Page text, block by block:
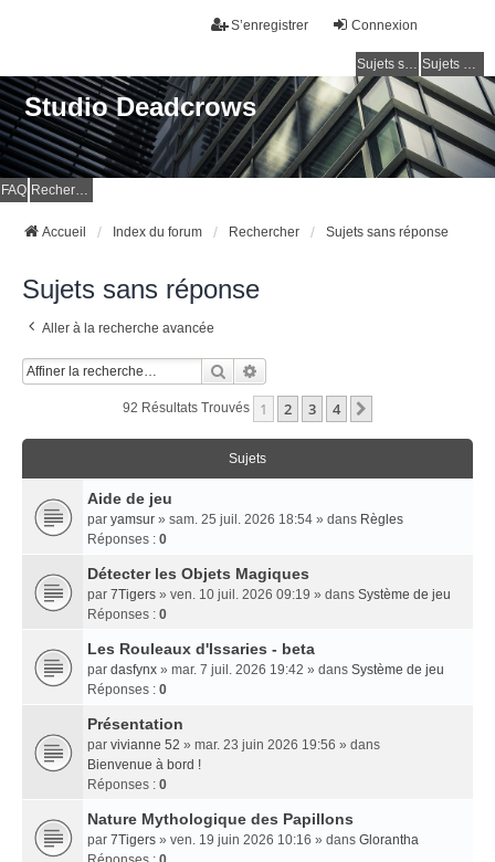
Connexion
S’enregistrer
Sujets sans réponse Sujets actifs
Studio Deadcrows
FAQ Rechercher
Accueil Index du forum Rechercher Sujets sans réponse
Sujets sans réponse
Aller à la recherche avancée
Rechercher
92 Résultats Trouvés 1 2 3 4
Sujets
Aide de jeu
par yamsur » sam. 25 juil. 2026 18:54 » dans Règles
Réponses : 0
Détecter les Objets Magiques
par 7Tigers » ven. 10 juil. 2026 09:19 » dans Système de jeu
Réponses : 0
Les Rouleaux d'Issaries - beta
par dasfynx » mar. 7 juil. 2026 19:42 » dans Système de jeu
Réponses : 0
Présentation
par vivianne 52 » mar. 23 juin 2026 19:56 » dans
Bienvenue à bord !
Réponses : 0
Nature Mythologique des Papillons
par 7Tigers » ven. 19 juin 2026 10:16 » dans Glorantha